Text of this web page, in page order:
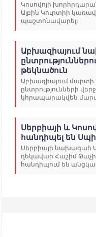
Կոսովոյի
Ալբին Կուրտիի
պաշտոնավարել։
Աբխազիայում
թեկնածուն
Աբխազիայում
ընտրությունների
կհրապարակվեն
Սերբիայի և
հանդիպել են
Սերբիայի նախագահ
ղեկավար Հաշիմ
հանդիպում են